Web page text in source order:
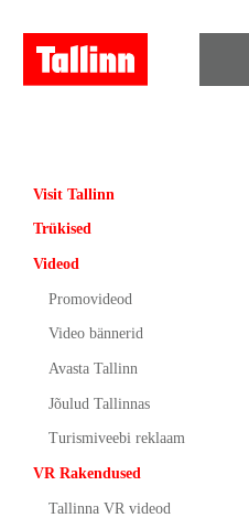
Visit Tallinn
Trükised
Videod
Promovideod
Video bännerid
Avasta Tallinn
Jõulud Tallinnas
Turismiveebi reklaam
VR Rakendused
Tallinna VR videod